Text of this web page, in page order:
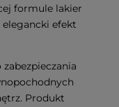
formule lakier
efekt
Produkt